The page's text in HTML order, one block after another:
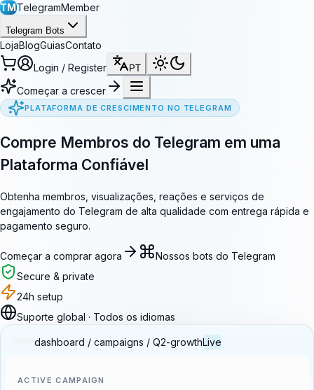
TMTelegramMember
Telegram Bots
LojaBlogGuiasContato
Login / Register
PT
Começar a crescer
PLATAFORMA DE CRESCIMENTO NO TELEGRAM
Compre Membros do Telegram em uma
Plataforma Confiável
Obtenha membros, visualizações, reações e serviços de
engajamento do Telegram de alta qualidade com entrega rápida e
pagamento seguro.
Começar a comprar agora
Nossos bots do Telegram
Secure & private
24h setup
Suporte global · Todos os idiomas
dashboard / campaigns / Q2-growthLive
ACTIVE CAMPAIGN